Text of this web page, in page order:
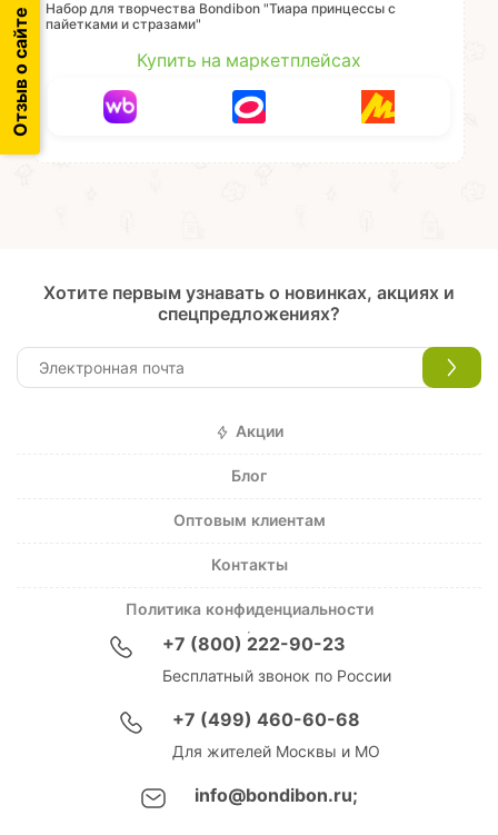
Набор для творчества Bondibon "Тиара принцессы с
пайетками и стразами"
Купить на маркетплейсах
Отзыв о сайте
Хотите первым узнавать о новинках, акциях и
спецпредложениях?
Акции
Блог
Оптовым клиентам
Контакты
Политика конфиденциальности
+7 (800) 222-90-23
Бесплатный звонок по России
+7 (499) 460-60-68
Для жителей Москвы и МО
info@bondibon.ru;